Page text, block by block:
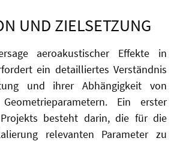
UND ZIELSETZUNG
aeroakustischer Effekte in
ein detailliertes Verständnis
und ihrer Abhängigkeit von
Ein erster
besteht darin, die für die
relevanten Parameter zu